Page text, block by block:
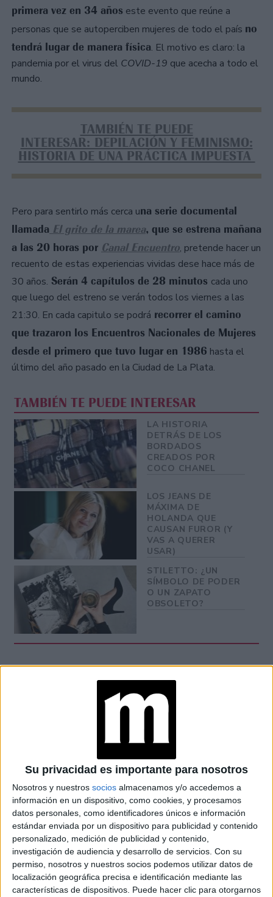
Su privacidad es importante para nosotros
Nosotros y nuestros socios almacenamos y/o accedemos a
información en un dispositivo, como cookies, y procesamos
datos personales, como identificadores únicos e información
estándar enviada por un dispositivo para publicidad y contenido
personalizado, medición de publicidad y contenido,
investigación de audiencia y desarrollo de servicios. Con su
permiso, nosotros y nuestros socios podemos utilizar datos de
localización geográfica precisa e identificación mediante las
características de dispositivos. Puede hacer clic para otorgarnos
primera vez en 34 años este evento que reúne a
personas que se autoperciben mujeres de todo el país no
tendrá lugar de manera física. El motivo es claro: la
pandemia por el virus del COVID-19 que acecha a todo el
mundo.
TAMBIÉN TE PUEDE
INTERESAR: DEPILACIÓN Y FEMINISMO:
HISTORIA DE UNA PRÁCTICA IMPUESTA
Pero para sentirlo más cerca una serie documental
llamada El grito de la marea, que se estrena mañana
a las 20 horas por Canal Encuentro, pretende hacer un
recuento de estas experiencias vividas dese hace más de
30 años. Serán 4 capítulos de 28 minutos cada uno
que luego del estreno se verán todos los viernes a las
21:30. En cada capitulo se podrá recorrer el camino
que trazaron los Encuentros Nacionales de Mujeres
desde el primero que tuvo lugar en 1986 hasta el
último del año pasado en la Ciudad de La Plata.
TAMBIÉN TE PUEDE INTERESAR
LA HISTORIA
DETRÁS DE LOS
BORDADOS
CREADOS POR
COCO CHANEL
LOS JEANS DE
MÁXIMA DE
HOLANDA QUE
CAUSAN FUROR (Y
VAS A QUERER
USAR)
STILETTO: ¿UN
SÍMBOLO DE PODER
O UN ZAPATO
OBSOLETO?
PODCAST FEMINISTAS QUE TENÉS QUE
ESCUCHAR
Los distintos talleres que se sumaron y cómo fue esa
construcción que
cambió la realidad de miles de
mujeres que por primera vez pudieron contar lo que
les pasabay encontrar un refugio. El ciclo contará con
diferentes entrevistas y la música de Eruca Sativa, Lucy
Patané, Corina Lawrance, Miss Bolivia y Chocolate Remix
GALERÍA DE IMÁGENES